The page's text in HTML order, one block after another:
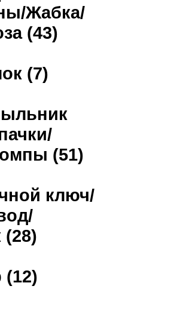
Жабка/
(43)
(7)
(51)
ключ/
(28)
(12)